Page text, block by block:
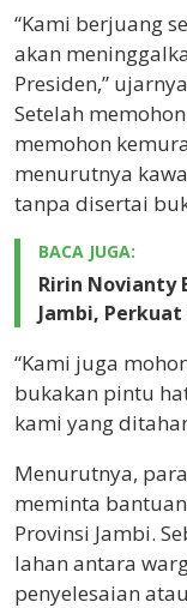
“Kami berjuang
akan
Presiden,”
Setelah
memohon
menurutnya
tanpa disertai
BACA JUGA:
Ririn Novianty
Jambi,
“Kami juga
bukakan pintu
kami yang
Menurutnya,
meminta
Provinsi Jambi.
lahan antara
penyelesaian